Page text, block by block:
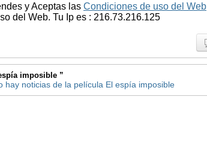
y Aceptas las Condiciones de uso del Web
del Web. Tu Ip es : 216.73.216.125
imposible ”
hay noticias de la película El espía imposible